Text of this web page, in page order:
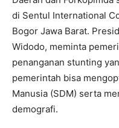
di Sentul International
Bogor Jawa Barat.
Widodo, meminta
penanganan stunting
pemerintah bisa
Manusia (SDM) serta
demografi.